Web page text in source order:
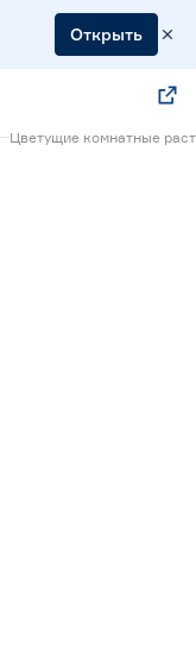
Открыть
Цветущие комнатные